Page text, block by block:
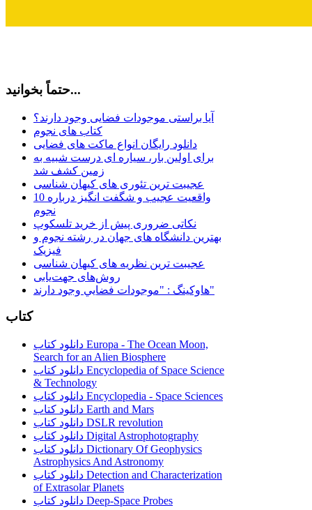
حتماً بخوانید...
آیا براستی موجودات فضایی وجود دارند؟
کتاب های نجوم
دانلود رایگان انواع ماکت های فضایی
برای اولین بار، سیاره ای درست شبیه به
زمین کشف شد
عجیبت ترین تئوری های کیهان شناسی
10 واقعیت عجیب و شگفت انگیز درباره
نجوم
نکاتی ضروری پیش از خرید تلسکوپ
بهترین دانشگاه های جهان در رشته نجوم و
فیزیک
عجیبت ترین نظریه های کیهان شناسی
روش‌های جهت‌یابی
هاوكينگ : "موجودات فضايي وجود دارند"
کتاب
دانلود کتاب Europa - The Ocean Moon,
Search for an Alien Biosphere
دانلود کتاب Encyclopedia of Space Science
& Technology
دانلود کتاب Encyclopedia - Space Sciences
دانلود کتاب Earth and Mars
دانلود کتاب DSLR revolution
دانلود کتاب Digital Astrophotography
دانلود کتاب Dictionary Of Geophysics
Astrophysics And Astronomy
دانلود کتاب Detection and Characterization
of Extrasolar Planets
دانلود کتاب Deep-Space Probes